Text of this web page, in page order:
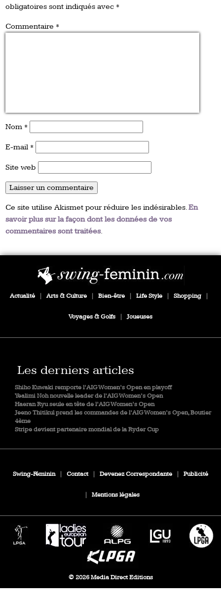
obligatoires sont indiqués avec *
Commentaire *
Nom *
E-mail *
Site web
Ce site utilise Akismet pour réduire les indésirables.En
savoir plus sur la façon dont les données de vos
commentaires sont traitées.
Actualité | Arts & Culture | Bien-être | Life Style | Shopping |
Voyages & Golfs | Joueuses
Les derniers articles
Shiho Kuwaki remporte l’AIG Women’s Open en playoff
Yealimi Noh nouvelle leader de l’AIG Women’s Open
Haeran Ryu seule en tête de l’AIG Women’s Open
Jeeno Thitikul prend les commandes de l’AIG Women’s Open, Boutier
4ème
Stripe devient partenaire mondial de la Ryder Cup
Swing-Féminin | Contact | Devenez Correspondante | Publicité
| Mentions légales
© 2026 Media Direct Editions